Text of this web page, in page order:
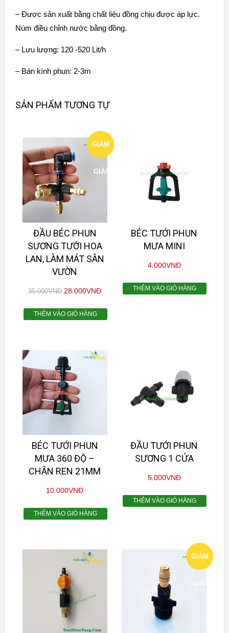
– Được sản xuất bằng chất liệu đồng chịu được áp lực.
Núm điều chỉnh nước bằng đồng.
– Lưu lượng: 120 -520 Lit/h
– Bán kính phun: 2-3m
SẢN PHẨM TƯƠNG TỰ
GIẢM
GIÁ!
ĐẦU BÉC PHUN
SƯƠNG TƯỚI HOA
LAN, LÀM MÁT SÂN
VƯỜN
35.000VNĐ 28.000VNĐ
THÊM VÀO GIỎ HÀNG
BÉC TƯỚI PHUN
MƯA MINI
4.000VNĐ
THÊM VÀO GIỎ HÀNG
BÉC TƯỚI PHUN
MƯA 360 ĐỘ –
CHÂN REN 21MM
10.000VNĐ
THÊM VÀO GIỎ HÀNG
ĐẦU TƯỚI PHUN
SƯƠNG 1 CỬA
5.000VNĐ
THÊM VÀO GIỎ HÀNG
GIẢM